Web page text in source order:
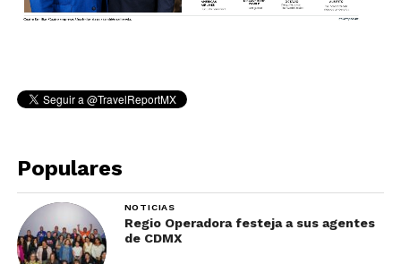
Populares
NOTICIAS
Regio Operadora festeja a sus agentes
de CDMX